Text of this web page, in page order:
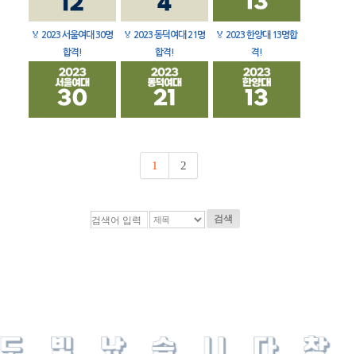
🏅 2023 서울여대 30명
합격!
🏅 2023 동덕여대 21명
합격!
🏅 2023 한양대 13명합
격!
1 2
검색